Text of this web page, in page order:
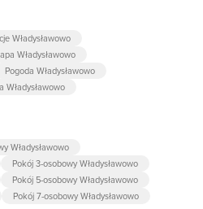
Władysławowo
Władysławowo
Pogoda Władysławowo
Władysławowo
Władysławowo
Pokój 3-osobowy Władysławowo
Pokój 5-osobowy Władysławowo
Pokój 7-osobowy Władysławowo